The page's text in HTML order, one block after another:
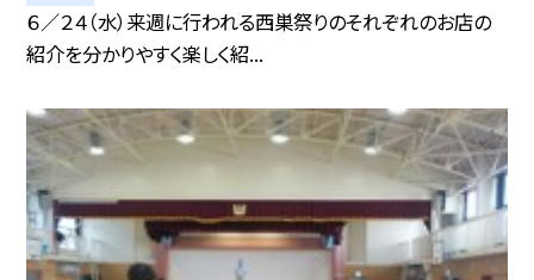
６／２４（水）来週に行われる西巣祭りのそれぞれのお店の
紹介を分かりやすく楽しく紹...